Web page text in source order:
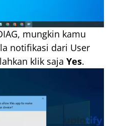
mungkin kamu
notifikasi dari User
klik saja Yes.